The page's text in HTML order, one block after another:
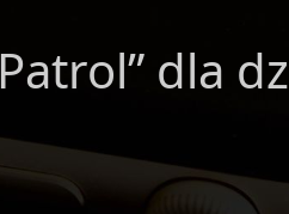
dla